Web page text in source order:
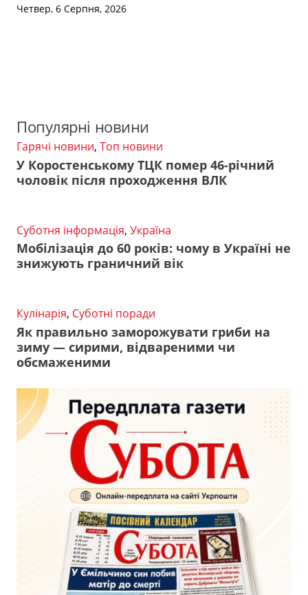
Четвер, 6 Серпня, 2026
Популярні новини
Гарячі новини, Топ новини
У Коростенському ТЦК помер 46-річний
чоловік після проходження ВЛК
Суботня інформація, Україна
Мобілізація до 60 років: чому в Україні не
знижують граничний вік
Кулінарія, Суботні поради
Як правильно заморожувати гриби на
зиму — сирими, відвареними чи
обсмаженими